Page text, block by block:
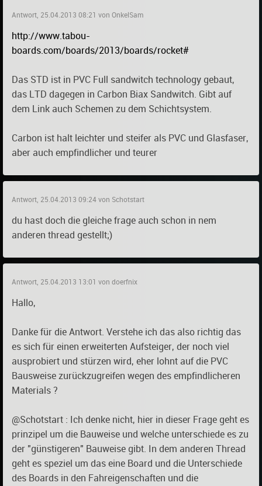
Antwort, 25.04.2013 08:21 von OnkelSam
http://www.tabou-
boards.com/boards/2013/boards/rocket#
Das STD ist in PVC Full sandwitch technology gebaut,
das LTD dagegen in Carbon Biax Sandwitch. Gibt auf
dem Link auch Schemen zu dem Schichtsystem.
Carbon ist halt leichter und steifer als PVC und Glasfaser,
aber auch empfindlicher und teurer
Antwort, 25.04.2013 09:24 von Schotstart
du hast doch die gleiche frage auch schon in nem
anderen thread gestellt;)
Antwort, 25.04.2013 13:01 von doerfnix
Hallo,
Danke für die Antwort. Verstehe ich das also richtig das
es sich für einen erweiterten Aufsteiger, der noch viel
ausprobiert und stürzen wird, eher lohnt auf die PVC
Bausweise zurückzugreifen wegen des empfindlicheren
Materials ?
@Schotstart : Ich denke nicht, hier in dieser Frage geht es
prinzipel um die Bauweise und welche unterschiede es zu
der "günstigeren" Bauweise gibt. In dem anderen Thread
geht es speziel um das eine Board und die Unterschiede
des Boards in den Fahreigenschaften und die